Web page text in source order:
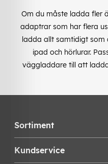
Om du måste ladda fler
adaptrar som har flera
ladda allt samtidigt som
ipad och hörlurar.
väggladdare till att
Sortiment
Kundservice